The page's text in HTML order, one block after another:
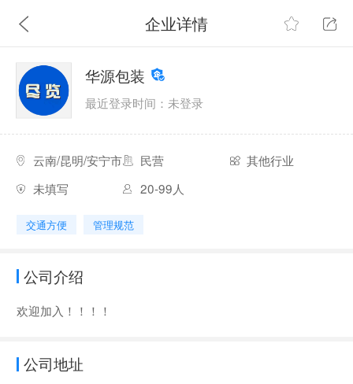
企业详情
华源包装
最近登录时间：未登录
云南/昆明/安宁市 民营
其他行业
未填写
20-99人
交通方便 管理规范
公司介绍
欢迎加入！！！！
公司地址